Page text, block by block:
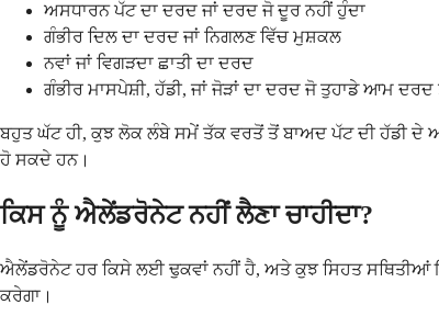
ਅਸਧਾਰਨ ਪੱਟ ਦਾ ਦਰਦ ਜਾਂ ਦਰਦ ਜੋ ਦੂਰ ਨਹੀਂ ਹੁੰਦਾ
ਗੰਭੀਰ ਦਿਲ ਦਾ ਦਰਦ ਜਾਂ ਨਿਗਲਣ ਵਿੱਚ ਮੁਸ਼ਕਲ
ਨਵਾਂ ਜਾਂ ਵਿਗੜਦਾ ਛਾਤੀ ਦਾ ਦਰਦ
ਗੰਭੀਰ ਮਾਸਪੇਸ਼ੀ, ਹੱਡੀ, ਜਾਂ ਜੋੜਾਂ ਦਾ ਦਰਦ ਜੋ ਤੁਹਾਡੇ ਆਮ ਦਰਦ
ਬਹੁਤ ਘੱਟ ਹੀ, ਕੁਝ ਲੋਕ ਲੰਬੇ ਸਮੇਂ ਤੱਕ ਵਰਤੋਂ ਤੋਂ ਬਾਅਦ ਪੱਟ ਦੀ ਹੱਡੀ
ਹੋ ਸਕਦੇ ਹਨ।
ਕਿਸ ਨੂੰ ਐਲੇਂਡਰੋਨੇਟ ਨਹੀਂ ਲੈਣਾ ਚਾਹੀਦਾ?
ਐਲੇਂਡਰੋਨੇਟ ਹਰ ਕਿਸੇ ਲਈ ਢੁਕਵਾਂ ਨਹੀਂ ਹੈ, ਅਤੇ ਕੁਝ ਸਿਹਤ ਸਥਿਤੀਆਂ
ਕਰੇਗਾ।